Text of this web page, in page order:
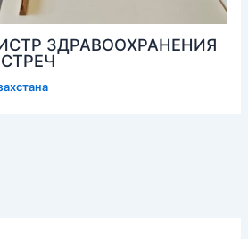
ЗДРАВООХРАНЕНИЯ